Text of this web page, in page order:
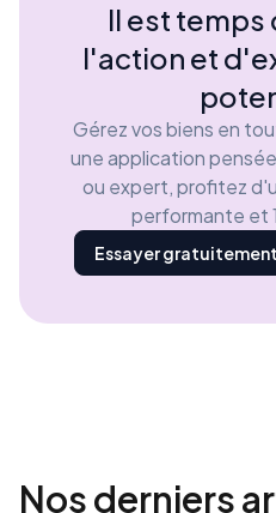
Il est temps
l'action et
Gérez vos biens en
une application
ou expert, profitez
performante et
Essayer gratuitement
Nos derniers